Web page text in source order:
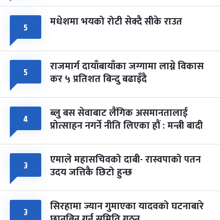
५ मधेशमा भयको रोटी सेक्दै सीके राउत
५ राजमार्ग दायाँबायाँका जग्गामा लाग्ने विकास
कर ५ प्रतिशत बिन्दु बढाइँदै
४ ब्लु बस सेवाबाट लैंगिक असमानतालाई
प्रोत्साहन नगर्ने नीति लिएका हौं : मन्त्री बादी
३ एमाले महासचिवको दाबी- रास्वपाको पतन
उदय जत्तिकै छिटो हुन्छ
३ सिरहामा ज्यान गुमाएका यादवको घटनाबारे